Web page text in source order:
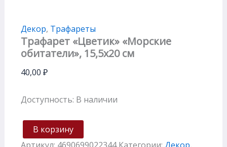
Декор, Трафареты
Трафарет «Цветик» «Морские
обитатели», 15,5х20 см
40,00 ₽
Доступность: В наличии
В корзину